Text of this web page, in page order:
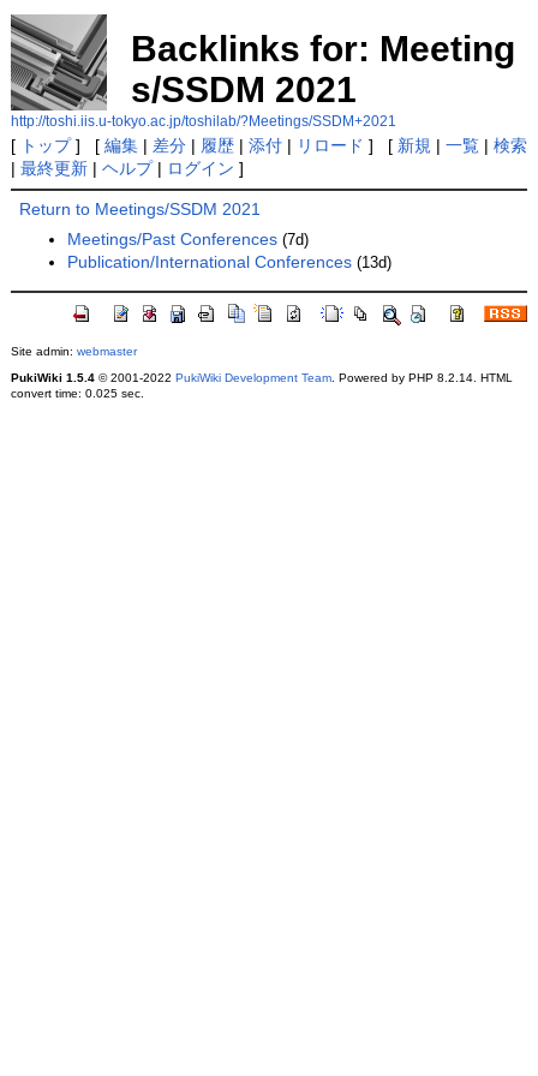
Backlinks for: Meeting
s/SSDM 2021
http://toshi.iis.u-tokyo.ac.jp/toshilab/?Meetings/SSDM+2021
[ トップ] [ 編集| 差分| 履歴| 添付| リロード ] [ 新規 | 一覧| 検索
| 最終更新| ヘルプ| ログイン ]
Return to Meetings/SSDM 2021
Meetings/Past Conferences (7d)
Publication/International Conferences (13d)
Site admin: webmaster
PukiWiki 1.5.4© 2001-2022 PukiWiki Development Team. Powered by PHP 8.2.14. HTML
convert time: 0.025 sec.